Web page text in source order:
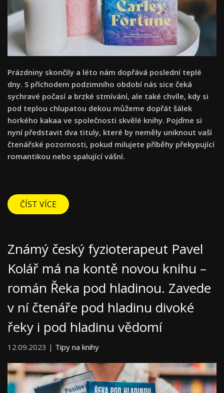
Prázdniny skončily a léto nám dopřává poslední teplé
dny. S příchodem podzimního období nás sice čeká
sychravé počasí a brzké stmívání, ale také chvíle, kdy si
pod teplou chlupatou dekou můžeme dopřát šálek
horkého kakaa ve společnosti skvělé knihy. Pojďme si
nyní představit dva tituly, které by neměly uniknout vaší
čtenářské pozornosti, pokud milujete příběhy překypující
romantikou nebo spalující vášní.
ČÍST VÍCE
Známý český fyzioterapeut Pavel
Kolář má na kontě novou knihu –
román Řeka pod hladinou. Zavede
v ní čtenáře pod hladinu divoké
řeky i pod hladinu vědomí
12.09.2023 | Tipy na knihy